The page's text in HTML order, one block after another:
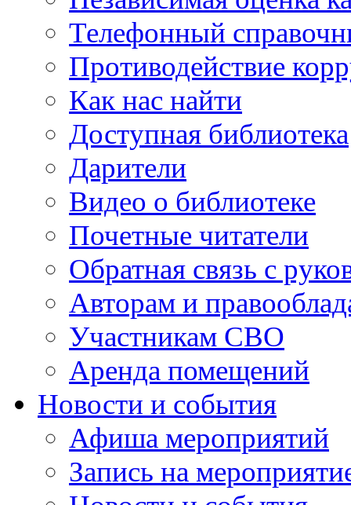
Телефонный
Противодействие
Как нас найти
Доступная библиотека
Дарители
Видео о библиотеке
Почетные читатели
Обратная связь с
Авторам и
Участникам СВО
Аренда помещений
Новости и события
Афиша мероприятий
Запись на